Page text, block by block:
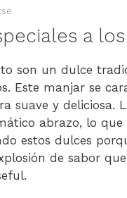
a
son un dulce
Este manjar se
suave y deliciosa.
abrazo, lo que
estos dulces
de sabor